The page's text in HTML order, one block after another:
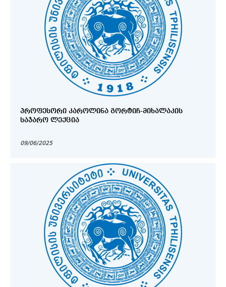
ᲞᲠᲝᲤᲔᲡᲝᲠᲘ ᲙᲐᲠᲝᲚᲘᲜᲐ ᲒᲝᲠᲢᲘᲩ-ᲛᲘᲮᲐᲚᲐᲙᲘᲡ
ᲡᲐᲯᲐᲠᲝ ᲚᲔᲥᲪᲘᲐ
09/06/2025